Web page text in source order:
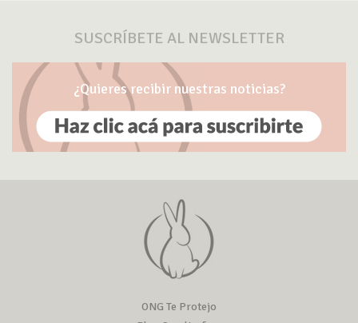
SUSCRÍBETE AL NEWSLETTER
¿Quieres recibir nuestras noticias?
ONG Te Protejo